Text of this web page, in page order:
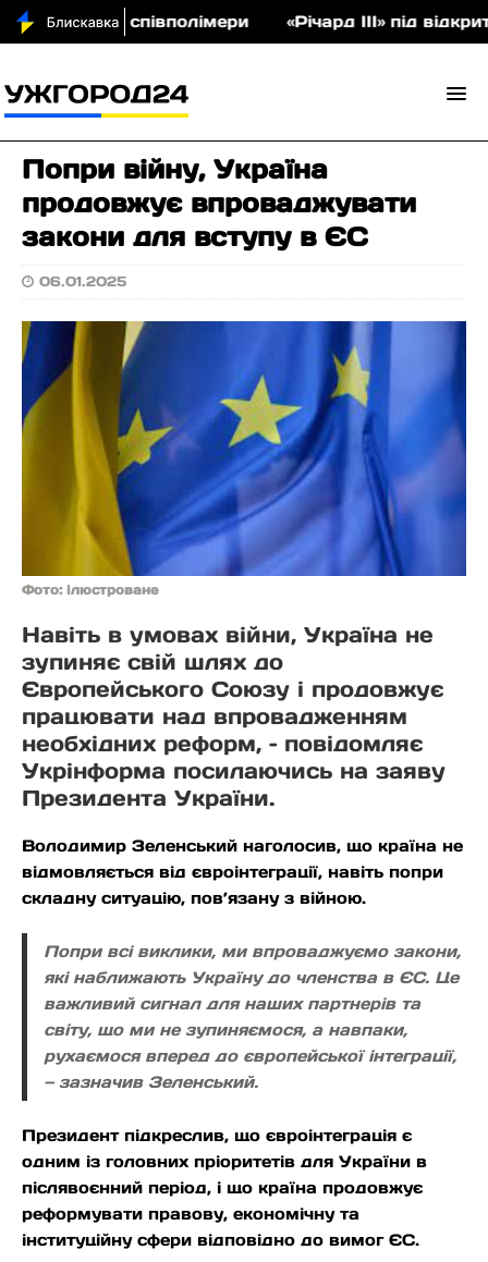
аукціон співполімери «Річард ІІІ» під
Попри війну, Україна
продовжує впроваджувати
закони для вступу в ЄС
06.01.2025
Фото: ілюстроване
Навіть в умовах війни, Україна не
зупиняє свій шлях до
Європейського Союзу і продовжує
працювати над впровадженням
необхідних реформ, – повідомляє
Укрінформа посилаючись на заяву
Президента України.
Володимир Зеленський наголосив, що країна не
відмовляється від євроінтеграції, навіть попри
складну ситуацію, пов’язану з війною.
Попри всі виклики, ми впроваджуємо закони,
які наближають Україну до членства в ЄС. Це
важливий сигнал для наших партнерів та
світу, що ми не зупиняємося, а навпаки,
рухаємося вперед до європейської інтеграції,
— зазначив Зеленський.
Президент підкреслив, що євроінтеграція є
одним із головних пріоритетів для України в
післявоєнний період, і що країна продовжує
реформувати правову, економічну та
інституційну сфери відповідно до вимог ЄС.